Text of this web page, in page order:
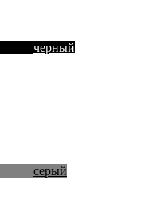
черный
серый